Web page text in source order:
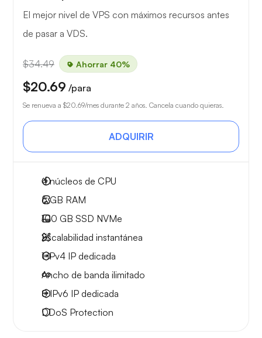
El mejor nivel de VPS con máximos recursos antes
de pasar a VDS.
$34.49 Ahorrar 40%
$20.69 /para
Se renueva a $20.69/mes durante 2 años. Cancela cuando quieras.
ADQUIRIR
4núcleos de CPU
6 GB RAM
100 GB SSD NVMe
Escalabilidad instantánea
1 IPv4 IP dedicada
Ancho de banda ilimitado
8 IPv6 IP dedicada
DDoS Protection